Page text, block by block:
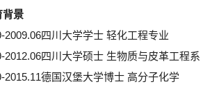
背景
2009.06四川大学学士 轻化工程专业
2012.06四川大学硕士 生物质与皮革工程系
2015.11德国汉堡大学博士 高分子化学